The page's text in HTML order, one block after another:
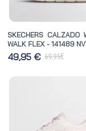
SKECHERS CALZADO
WALK FLEX - 141489
49,95 € 69,95€